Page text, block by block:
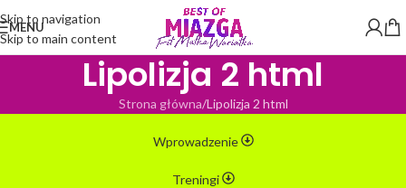
Skip to navigation
Skip to main content
MENU
Lipolizja 2 html
Strona główna Lipolizja 2 html
Wprowadzenie
Treningi